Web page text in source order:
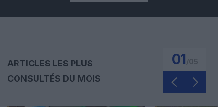
ARTICLES LES PLUS
CONSULTÉS DU MOIS
01